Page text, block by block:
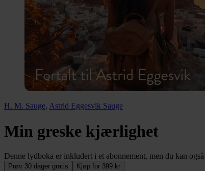
H. M. Sauge, Astrid Eggesvik Sauge
Min greske kjærlighet
Denne lydboka er inkludert i et abonnement, men du kan
Prøv 30 dager gratis Kjøp for 399 kr